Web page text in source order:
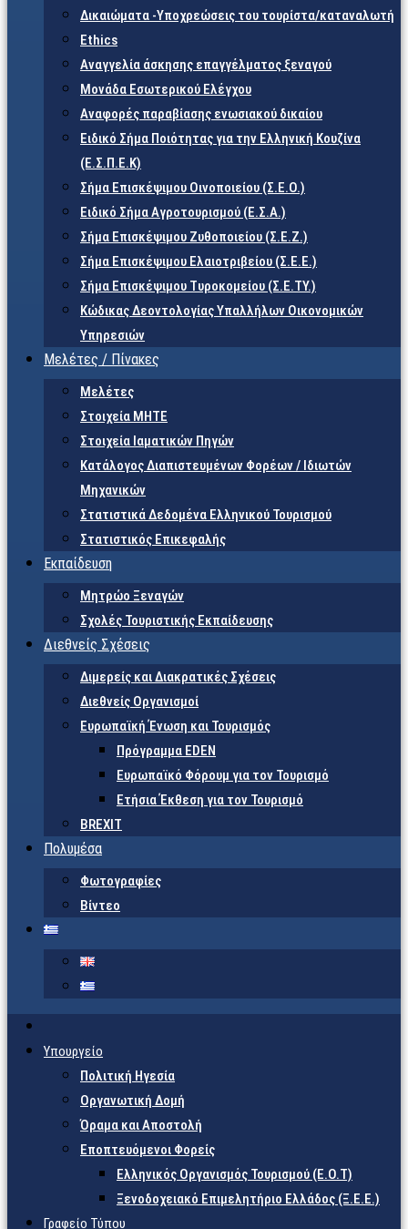
Δικαιώματα -Υποχρεώσεις του τουρίστα/καταναλωτή
Ethics
Αναγγελία άσκησης επαγγέλματος ξεναγού
Μονάδα Εσωτερικού Ελέγχου
Αναφορές παραβίασης ενωσιακού δικαίου
Ειδικό Σήμα Ποιότητας για την Ελληνική Κουζίνα
(Ε.Σ.Π.Ε.Κ)
Σήμα Επισκέψιμου Οινοποιείου (Σ.Ε.Ο.)
Ειδικό Σήμα Αγροτουρισμού (Ε.Σ.Α.)
Σήμα Επισκέψιμου Ζυθοποιείου (Σ.Ε.Ζ.)
Σήμα Επισκέψιμου Ελαιοτριβείου (Σ.Ε.Ε.)
Σήμα Επισκέψιμου Τυροκομείου (Σ.Ε.TY.)
Κώδικας Δεοντολογίας Υπαλλήλων Οικονομικών
Υπηρεσιών
Μελέτες / Πίνακες
Μελέτες
Στοιχεία ΜΗΤΕ
Στοιχεία Ιαματικών Πηγών
Κατάλογος Διαπιστευμένων Φορέων / Ιδιωτών
Μηχανικών
Στατιστικά Δεδομένα Ελληνικού Τουρισμού
Στατιστικός Επικεφαλής
Εκπαίδευση
Μητρώο Ξεναγών
Σχολές Τουριστικής Εκπαίδευσης
Διεθνείς Σχέσεις
Διμερείς και Διακρατικές Σχέσεις
Διεθνείς Οργανισμοί
Ευρωπαϊκή Ένωση και Τουρισμός
Πρόγραμμα EDEN
Ευρωπαϊκό Φόρουμ για τον Τουρισμό
Ετήσια Έκθεση για τον Τουρισμό
BREXIT
Πολυμέσα
Φωτογραφίες
Βίντεο
Υπουργείο
Πολιτική Ηγεσία
Οργανωτική Δομή
Όραμα και Αποστολή
Εποπτευόμενοι Φορείς
Eλληνικός Οργανισμός Τουρισμού (Ε.Ο.Τ)
Ξενοδοχειακό Επιμελητήριο Ελλάδος (Ξ.Ε.Ε.)
Γραφείο Τύπου